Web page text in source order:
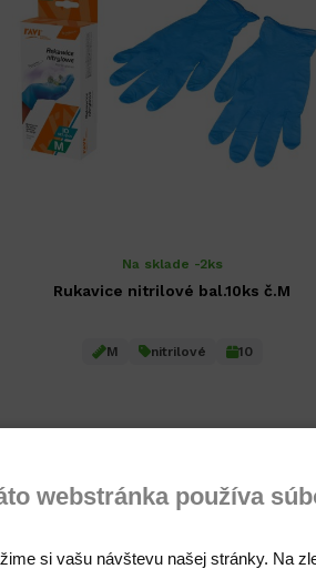
Na sklade -2ks
Rukavice nitrilové bal.10ks č.M
M nitrilové 10
webstránka používa
si vašu návštevu našej stránky. Na